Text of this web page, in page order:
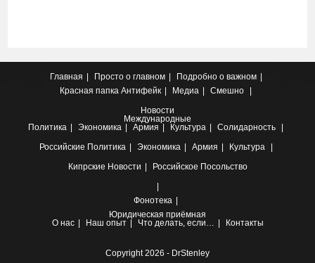
Главная Просто о главном
Подробно о важном
Красная папка Антифейк Медиа
Смешно
Новости
Международные
Политика
Экономика Армия Культура
Солидарность
Российские Политика Экономика Армия
Культура
Кипрские Новости Российское Посольство
Фонотека
Юридическая приёмная
О нас
Наш опыт Что делать, если… Контакты
Copyright 2026 - DrStenley